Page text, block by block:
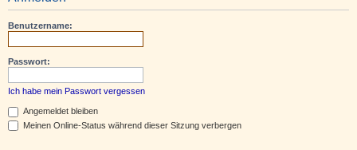
Benutzername:
Passwort:
Ich habe mein Passwort vergessen
Angemeldet bleiben
Meinen Online-Status während dieser Sitzung verbergen